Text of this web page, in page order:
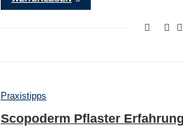
Praxistipps
Scopoderm Pflaster